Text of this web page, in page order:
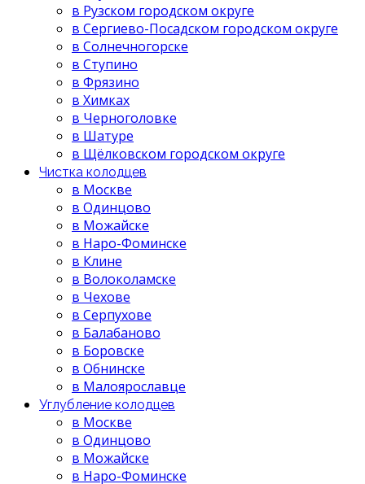
в Рузском городском округе
в Сергиево-Посадском городском округе
в Солнечногорске
в Ступино
в Фрязино
в Химках
в Черноголовке
в Шатуре
в Щёлковском городском округе
Чистка колодцев
в Москве
в Одинцово
в Можайске
в Наро-Фоминске
в Клине
в Волоколамске
в Чехове
в Серпухове
в Балабаново
в Боровске
в Обнинске
в Малоярославце
Углубление колодцев
в Москве
в Одинцово
в Можайске
в Наро-Фоминске